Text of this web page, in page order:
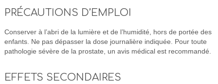
PRÉCAUTIONS D’EMPLOI
Conserver à l’abri de la lumière et de l’humidité, hors de portée des
enfants. Ne pas dépasser la dose journalière indiquée. Pour toute
pathologie sévère de la prostate, un avis médical est recommandé.
EFFETS SECONDAIRES